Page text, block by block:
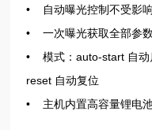
• 自动曝光控制不受影响
• 一次曝光获取全部参数
• 模式：auto-start 自动
reset 自动复位
• 主机内置高容量锂电